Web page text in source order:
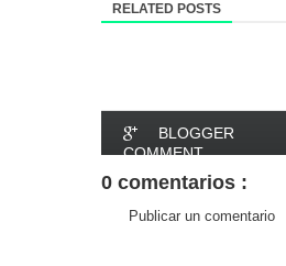
RELATED POSTS
BLOGGER
COMMENT
COMMENT
0 comentarios :
Publicar un comentario